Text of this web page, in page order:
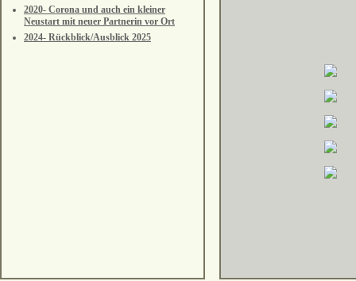
2020- Corona und auch ein kleiner
Neustart mit neuer Partnerin vor Ort
2024- Rückblick/Ausblick 2025